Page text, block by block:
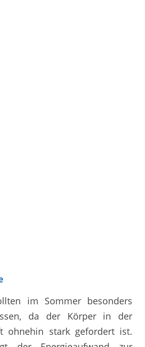
im Sommer besonders
da der Körper in der
ohnehin stark gefordert ist.